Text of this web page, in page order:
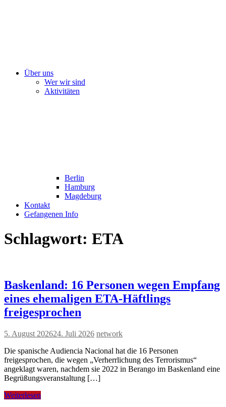
Über uns
Wer wir sind
Aktivitäten
Berlin
Hamburg
Magdeburg
Kontakt
Gefangenen Info
Schlagwort: ETA
Baskenland: 16 Personen wegen Empfang
eines ehemaligen ETA-Häftlings
freigesprochen
5. August 202624. Juli 2026 network
Die spanische Audiencia Nacional hat die 16 Personen
freigesprochen, die wegen „Verherrlichung des Terrorismus“
angeklagt waren, nachdem sie 2022 in Berango im Baskenland eine
Begrüßungsveranstaltung […]
Weiterlesen